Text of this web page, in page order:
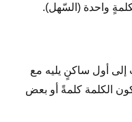
واحدة (السّهل).
أول ساكنٍ يليه مع
الكلمة كلمةً أو بعض